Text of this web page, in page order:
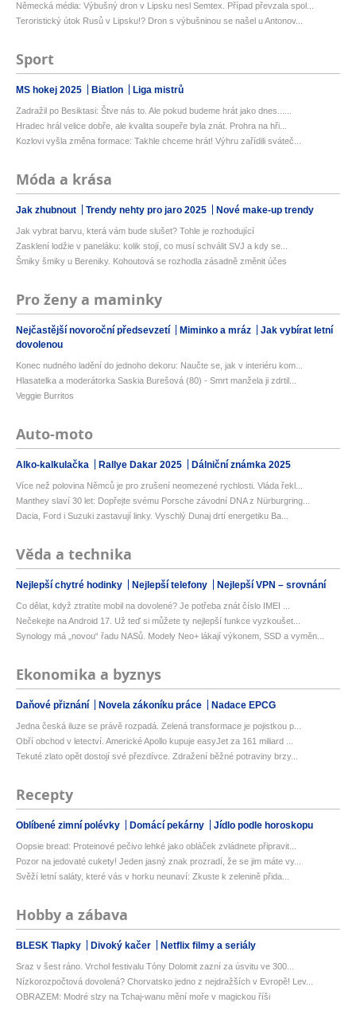
Německá média: Výbušný dron v Lipsku nesl Semtex. Případ převzala spol...
Teroristický útok Rusů v Lipsku!? Dron s výbušninou se našel u Antonov...
Sport
MS hokej 2025 Biatlon Liga mistrů
Zadražil po Besiktasi: Štve nás to. Ale pokud budeme hrát jako dnes......
Hradec hrál velice dobře, ale kvalita soupeře byla znát. Prohra na hři...
Kozlovi vyšla změna formace: Takhle chceme hrát! Výhru zařídili sváteč...
Móda a krása
Jak zhubnout Trendy nehty pro jaro 2025 Nové make-up trendy
Jak vybrat barvu, která vám bude slušet? Tohle je rozhodující
Zasklení lodžie v paneláku: kolik stojí, co musí schválit SVJ a kdy se...
Šmiky šmiky u Bereniky. Kohoutová se rozhodla zásadně změnit účes
Pro ženy a maminky
Nejčastější novoroční předsevzetí Miminko a mráz
Jak vybírat letní
dovolenou
Konec nudného ladění do jednoho dekoru: Naučte se, jak v interiéru kom...
Hlasatelka a moderátorka Saskia Burešová (80) - Smrt manžela ji zdrtil...
Veggie Burritos
Auto-moto
Alko-kalkulačka Rallye Dakar 2025 Dálniční známka 2025
Více než polovina Němců je pro zrušení neomezené rychlosti. Vláda řekl...
Manthey slaví 30 let: Dopřejte svému Porsche závodní DNA z Nürburgring...
Dacia, Ford i Suzuki zastavují linky. Vyschlý Dunaj drtí energetiku Ba...
Věda a technika
Nejlepší chytré hodinky Nejlepší telefony Nejlepší VPN – srovnání
Co dělat, když ztratíte mobil na dovolené? Je potřeba znát číslo IMEI ...
Nečekejte na Android 17. Už teď si můžete ty nejlepší funkce vyzkoušet...
Synology má „novou“ řadu NASů. Modely Neo+ lákají výkonem, SSD a vyměn...
Ekonomika a byznys
Daňové přiznání Novela zákoníku práce Nadace EPCG
Jedna česká iluze se právě rozpadá. Zelená transformace je pojistkou p...
Obří obchod v letectví. Americké Apollo kupuje easyJet za 161 miliard ...
Tekuté zlato opět dostojí své přezdívce. Zdražení běžné potraviny brzy...
Recepty
Oblíbené zimní polévky Domácí pekárny Jídlo podle horoskopu
Oopsie bread: Proteinové pečivo lehké jako obláček zvládnete připravit...
Pozor na jedovaté cukety! Jeden jasný znak prozradí, že se jim máte vy...
Svěží letní saláty, které vás v horku neunaví: Zkuste k zelenině přida...
Hobby a zábava
BLESK Tlapky Divoký kačer Netflix filmy a seriály
Sraz v šest ráno. Vrchol festivalu Tóny Dolomit zazní za úsvitu ve 300...
Nízkorozpočtová dovolená? Chorvatsko jedno z nejdražších v Evropě! Lev...
OBRAZEM: Modré slzy na Tchaj-wanu mění moře v magickou říši